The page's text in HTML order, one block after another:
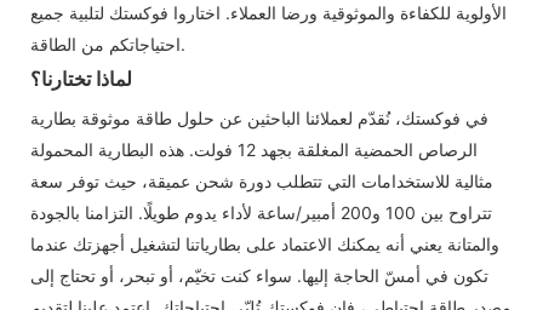
الأولوية للكفاءة والموثوقية ورضا العملاء. اختاروا فوكستك لتلبية جميع
احتياجاتكم من الطاقة.
لماذا تختارنا؟
في فوكستك، نُقدّم لعملائنا الباحثين عن حلول طاقة موثوقة بطارية
الرصاص الحمضية المغلقة بجهد 12 فولت. هذه البطارية المحمولة
مثالية للاستخدامات التي تتطلب دورة شحن عميقة، حيث توفر سعة
تتراوح بين 100 و200 أمبير/ساعة لأداء يدوم طويلًا. التزامنا بالجودة
والمتانة يعني أنه يمكنك الاعتماد على بطارياتنا لتشغيل أجهزتك عندما
تكون في أمسّ الحاجة إليها. سواء كنت تخيّم، أو تبحر، أو تحتاج إلى